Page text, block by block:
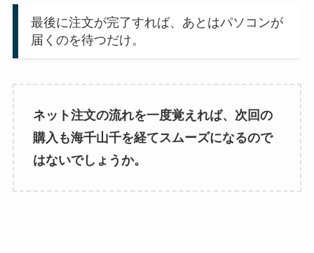
最後に注文が完了すれば、あとはパソコンが
届くのを待つだけ。
ネット注文の流れを一度覚えれば、次回の
購入も海千山千を経てスムーズになるので
はないでしょうか。